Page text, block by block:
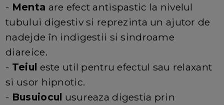
- Menta are efect antispastic la nivelul
tubului digestiv si reprezinta un ajutor de
nadejde în indigestii si sindroame
diareice.
- Teiul este util pentru efectul sau relaxant
si usor hipnotic.
- Busuiocul usureaza digestia prin